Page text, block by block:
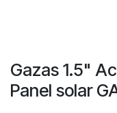
Gazas 1.5"
Panel solar